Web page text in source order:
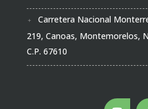
Carretera Nacional
219, Canoas, Montemorelos,
C.P. 67610